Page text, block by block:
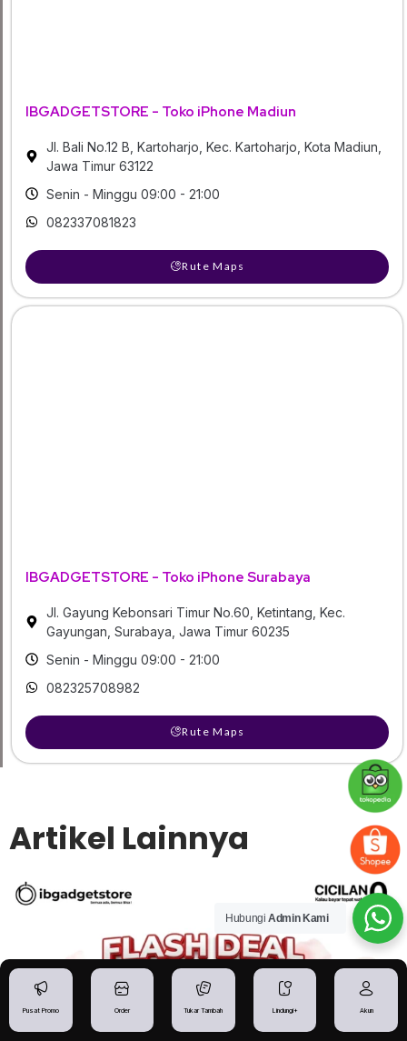
IBGADGETSTORE - Toko iPhone Madiun
Jl. Bali No.12 B, Kartoharjo, Kec. Kartoharjo, Kota Madiun,
Jawa Timur 63122
Senin - Minggu 09:00 - 21:00
082337081823
Rute Maps
IBGADGETSTORE - Toko iPhone Surabaya
Jl. Gayung Kebonsari Timur No.60, Ketintang, Kec.
Gayungan, Surabaya, Jawa Timur 60235
Senin - Minggu 09:00 - 21:00
082325708982
Rute Maps
Artikel Lainnya
Pusat Promo Order Tukar Tambah Lindungi+ Akun
Hubungi Admin Kami